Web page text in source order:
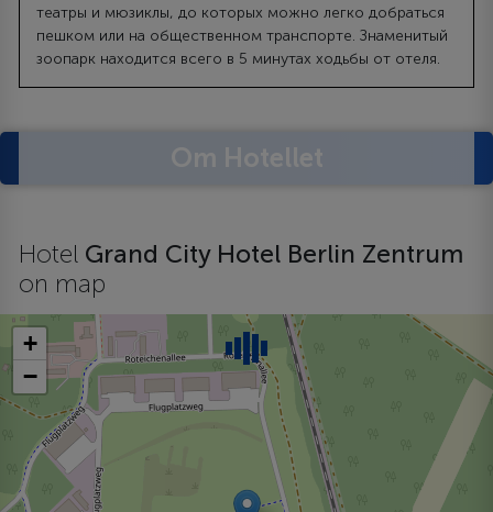
театры и мюзиклы, до которых можно легко добраться
пешком или на общественном транспорте. Знаменитый
зоопарк находится всего в 5 минутах ходьбы от отеля.
Hotel Grand City Hotel Berlin Zentrum
on map
+
−